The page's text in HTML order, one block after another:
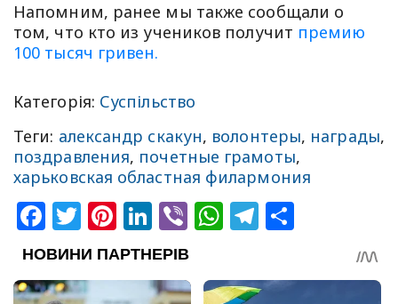
Напомним, ранее мы также сообщали о
том, что кто из учеников получит премию
100 тысяч гривен.
Категорія: Суспільство
Теги: александр скакун, волонтеры, награды,
поздравления, почетные грамоты,
харьковская областная филармония
Facebook
Twitter
Pinterest
LinkedIn
ViberWhatsApp
Telegram